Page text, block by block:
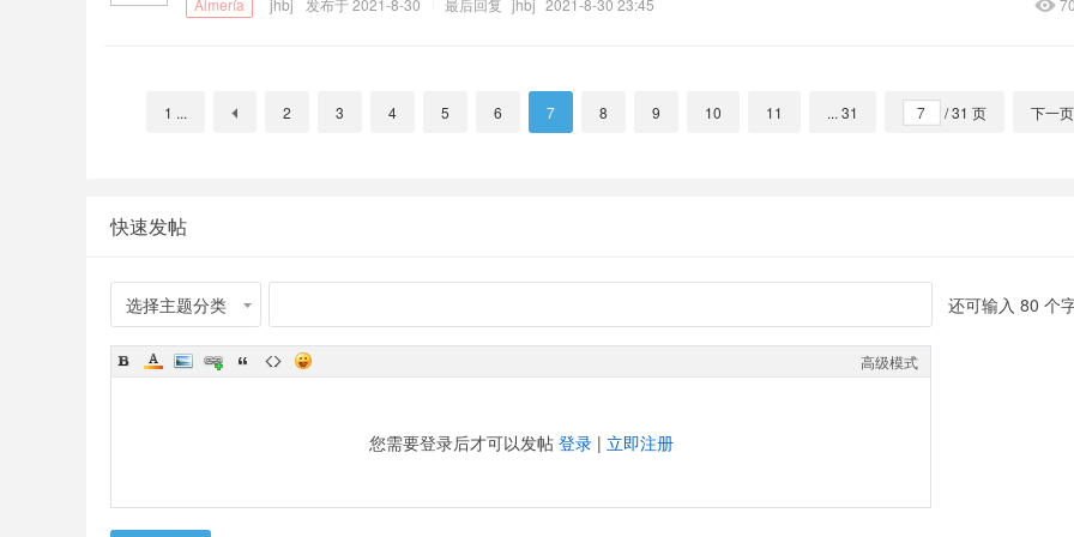
jhbj 发布于 2021-8-30 最后回复 jhbj 2021-8-30 23:45
1 ... 2 3 4 5 6 7 8 9 10 11 ... 31 / 31 页 下一页
快速发帖
选择主题分类 还可输入 80 个
高级模式
您需要登录后才可以发帖 登录| 立即注册